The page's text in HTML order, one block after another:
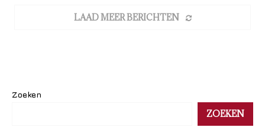
LAAD MEER BERICHTEN
Zoeken
ZOEKEN